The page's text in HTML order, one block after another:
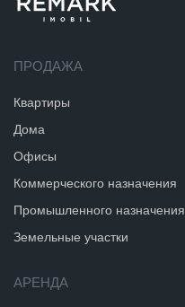
ПРОДАЖА
Квартиры
Дома
Офисы
Коммерческого назначения
Промышленного назначения
Земельные участки
АРЕНДА